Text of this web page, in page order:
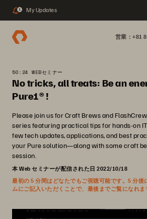
1 My Updates
営業：+81
50:24 WEBセミナー
No tricks, all treats: Be an
Pure1® !
Please join us for Craft Brews and
series featuring practical tips for hands-on IT
few tech updates, applications, and best
your Pure solution—along with some craft
session.
本 Web セミナーが配信された日 2022/10/18
最初の 5 分間はどなたでもご視聴可能です。5 分後
ムにご記入いただくことで、最後までご覧になれま